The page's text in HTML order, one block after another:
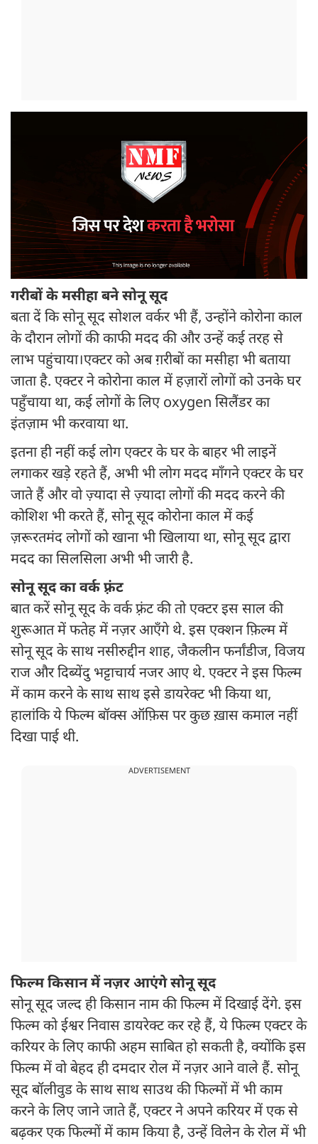
गरीबों के मसीहा बने सोनू सूद
बता दें कि सोनू सूद सोशल वर्कर भी हैं, उन्होंने कोरोना काल
के दौरान लोगों की काफी मदद की और उन्हें कई तरह से
लाभ पहुंचाया।एक्टर को अब ग़रीबों का मसीहा भी बताया
जाता है. एक्टर ने कोरोना काल में हज़ारों लोगों को उनके घर
पहुँचाया था, कई लोगों के लिए oxygen सिलैंडर का
इंतज़ाम भी करवाया था.
इतना ही नहीं कई लोग एक्टर के घर के बाहर भी लाइनें
लगाकर खड़े रहते हैं, अभी भी लोग मदद माँगने एक्टर के घर
जाते हैं और वो ज़्यादा से ज़्यादा लोगों की मदद करने की
कोशिश भी करते हैं, सोनू सूद कोरोना काल में कई
ज़रूरतमंद लोगों को खाना भी खिलाया था, सोनू सूद द्वारा
मदद का सिलसिला अभी भी जारी है.
सोनू सूद का वर्क फ़्रंट
बात करें सोनू सूद के वर्क फ़्रंट की तो एक्टर इस साल की
शुरूआत में फतेह में नज़र आएँगे थे. इस एक्शन फ़िल्म में
सोनू सूद के साथ नसीरुद्दीन शाह, जैकलीन फर्नांडीज, विजय
राज और दिब्येंदु भट्टाचार्य नजर आए थे. एक्टर ने इस फिल्म
में काम करने के साथ साथ इसे डायरेक्ट भी किया था,
हालांकि ये फिल्म बॉक्स ऑफ़िस पर कुछ ख़ास कमाल नहीं
दिखा पाई थी.
ADVERTISEMENT
फिल्म किसान में नज़र आएंगे सोनू सूद
सोनू सूद जल्द ही किसान नाम की फिल्म में दिखाई देंगे. इस
फिल्म को ईश्वर निवास डायरेक्ट कर रहे हैं, ये फिल्म एक्टर के
करियर के लिए काफी अहम साबित हो सकती है, क्योंकि इस
फिल्म में वो बेहद ही दमदार रोल में नज़र आने वाले हैं. सोनू
सूद बॉलीवुड के साथ साथ साउथ की फिल्मों में भी काम
करने के लिए जाने जाते हैं, एक्टर ने अपने करियर में एक से
बढ़कर एक फिल्मों में काम किया है, उन्हें विलेन के रोल में भी